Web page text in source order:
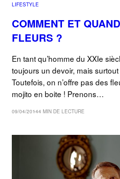
LIFESTYLE
COMMENT ET
FLEURS ?
En tant qu’homme du XXIe
toujours un devoir, mais
Toutefois, on n’offre pas des
mojito en boite ! Prenons…
09/04/20144 MIN DE LECTURE